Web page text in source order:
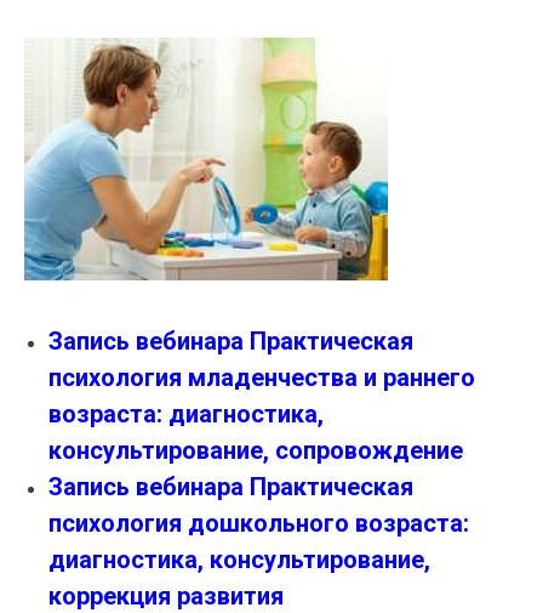
Запись вебинара Практическая
психология младенчества и раннего
возраста: диагностика,
консультирование, сопровождение
Запись вебинара Практическая
психология дошкольного возраста:
диагностика, консультирование,
коррекция развития